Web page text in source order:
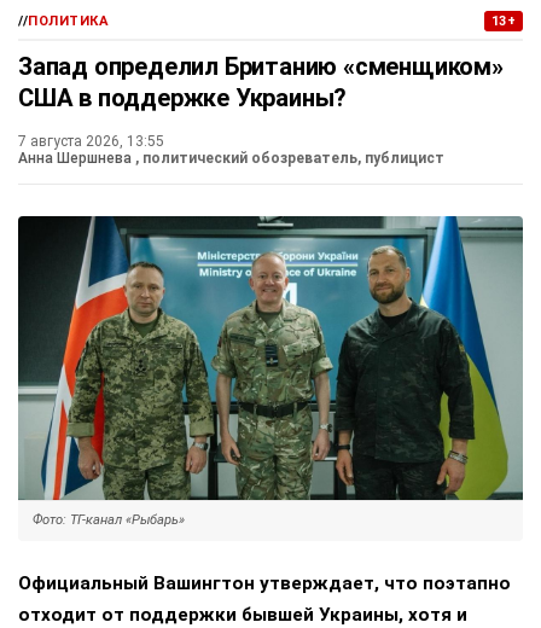
//ПОЛИТИКА 13+
Запад определил Британию «сменщиком»
США в поддержке Украины?
7 августа 2026, 13:55
Анна Шершнева , политический обозреватель, публицист
Фото: ТГ-канал «Рыбарь»
Официальный Вашингтон утверждает, что поэтапно
отходит от поддержки бывшей Украины, хотя и